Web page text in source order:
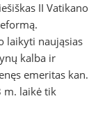
II Vatikano
laikyti naująsias
kalba ir
emeritas kan.
m. laikė tik